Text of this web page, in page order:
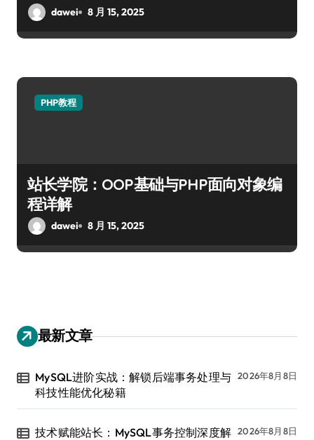
dawei 8 月 15, 2025
PHP教程
站长学院：OOP基础与PHP面向对象编
程详解
dawei 8 月 15, 2025
最新文章
MySQL进阶实战：解锁后端事务处理与
科技性能优化秘籍
2026年8月8日
技术赋能站长：MySQL事务控制深度解 2026年8月8日